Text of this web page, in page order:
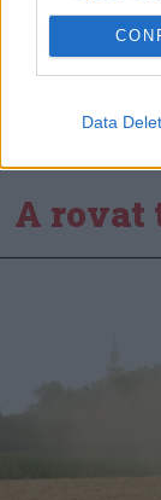
Data
A rovat